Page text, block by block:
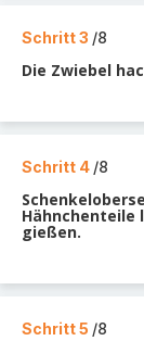
Schritt 3 /8
Die Zwiebel
Schritt 4 /8
Hähnchenteile
gießen.
Schritt 5 /8